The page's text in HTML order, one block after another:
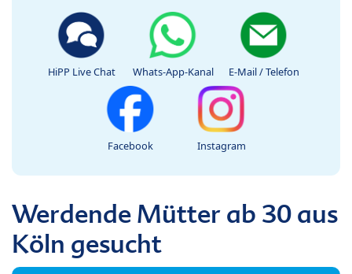
HiPP Live Chat Whats-App-Kanal E-Mail / Telefon
Facebook Instagram
Werdende Mütter ab 30 aus
Köln gesucht